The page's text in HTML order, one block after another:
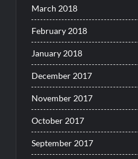
March 2018
February 2018
January 2018
December 2017
November 2017
October 2017
September 2017